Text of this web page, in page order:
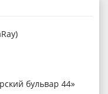
бульвар 44»